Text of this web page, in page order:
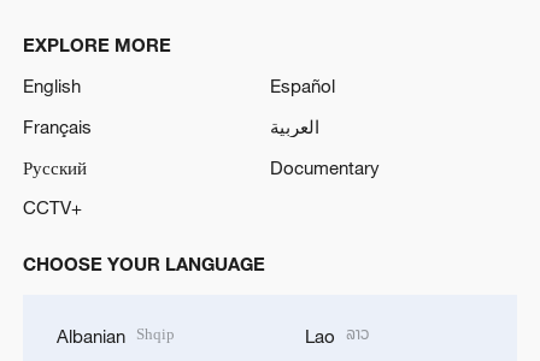
EXPLORE MORE
English
Español
Français
العربية
Русский
Documentary
CCTV+
CHOOSE YOUR LANGUAGE
Albanian Shqip Lao ລາວ